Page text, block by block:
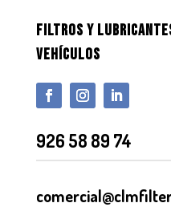
FILTROS Y
VEHÍCULOS
926 58 89 74